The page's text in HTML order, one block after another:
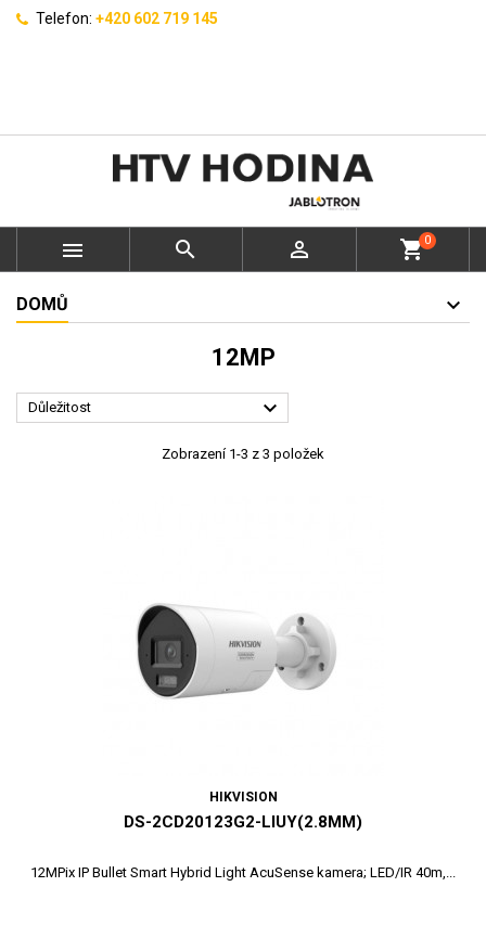
Telefon: +420 602 719 145
   shopping_cart0
DOMŮ
12MP
Důležitost 
Zobrazení 1-3 z 3 položek
HIKVISION
DS-2CD20123G2-LIUY(2.8MM)
12MPix IP Bullet Smart Hybrid Light AcuSense kamera; LED/IR 40m,...